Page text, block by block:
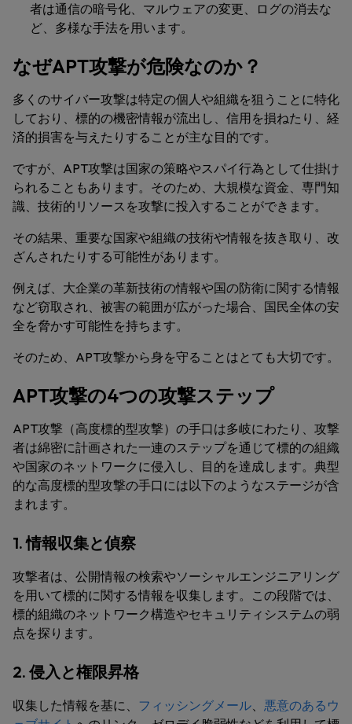
者は通信の暗号化、マルウェアの変更、ログの消去な
ど、多様な手法を用います。
なぜAPT攻撃が危険なのか？
多くのサイバー攻撃は特定の個人や組織を狙うことに特化
しており、標的の機密情報が流出し、信用を損ねたり、経
済的損害を与えたりすることが主な目的です。
ですが、APT攻撃は国家の策略やスパイ行為として仕掛け
られることもあります。そのため、大規模な資金、専門知
識、技術的リソースを攻撃に投入することができます。
その結果、重要な国家や組織の技術や情報を抜き取り、改
ざんされたりする可能性があります。
例えば、大企業の革新技術の情報や国の防衛に関する情報
など窃取され、被害の範囲が広がった場合、国民全体の安
全を脅かす可能性を持ちます。
そのため、APT攻撃から身を守ることはとても大切です。
APT攻撃の4つの攻撃ステップ
APT攻撃（高度標的型攻撃）の手口は多岐にわたり、攻撃
者は綿密に計画された一連のステップを通じて標的の組織
や国家のネットワークに侵入し、目的を達成します。典型
的な高度標的型攻撃の手口には以下のようなステージが含
まれます。
1. 情報収集と偵察
攻撃者は、公開情報の検索やソーシャルエンジニアリング
を用いて標的に関する情報を収集します。この段階では、
標的組織のネットワーク構造やセキュリティシステムの弱
点を探ります。
2. 侵入と権限昇格
収集した情報を基に、 フィッシングメール、 悪意のあるウ